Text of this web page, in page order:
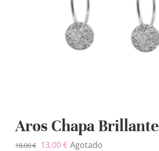
Aros Chapa Brillante
18,00€ 13,00€ Agotado